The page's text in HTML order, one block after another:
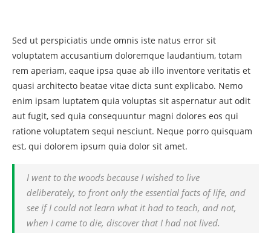
Sed ut perspiciatis unde omnis iste natus error sit
voluptatem accusantium doloremque laudantium, totam
rem aperiam, eaque ipsa quae ab illo inventore veritatis et
quasi architecto beatae vitae dicta sunt explicabo. Nemo
enim ipsam luptatem quia voluptas sit aspernatur aut odit
aut fugit, sed quia consequuntur magni dolores eos qui
ratione voluptatem sequi nesciunt. Neque porro quisquam
est, qui dolorem ipsum quia dolor sit amet.
I went to the woods because I wished to live
deliberately, to front only the essential facts of life, and
see if I could not learn what it had to teach, and not,
when I came to die, discover that I had not lived.